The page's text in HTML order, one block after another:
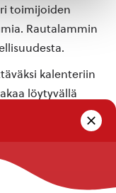
toimijoiden
Rautalammin
kalenteriin
löytyvällä